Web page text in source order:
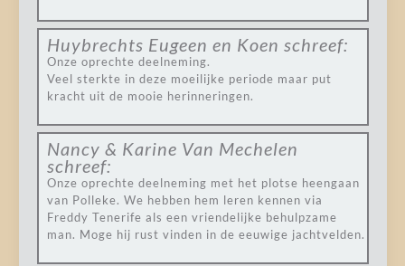
Huybrechts Eugeen en Koen schreef:
Onze oprechte deelneming.
Veel sterkte in deze moeilijke periode maar put
kracht uit de mooie herinneringen.
Nancy & Karine Van Mechelen
schreef:
Onze oprechte deelneming met het plotse heengaan
van Polleke. We hebben hem leren kennen via
Freddy Tenerife als een vriendelijke behulpzame
man. Moge hij rust vinden in de eeuwige jachtvelden.